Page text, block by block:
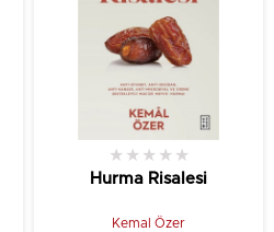
Hurma Risalesi
★ ★ ★ ★ ★
Kemal Özer